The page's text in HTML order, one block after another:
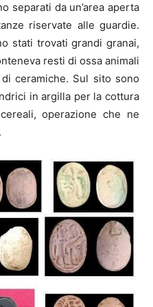
separati da un’area aperta
riservate alle guardie.
stati trovati grandi granai,
resti di ossa animali
ceramiche. Sul sito sono
in argilla per la cottura
operazione che ne